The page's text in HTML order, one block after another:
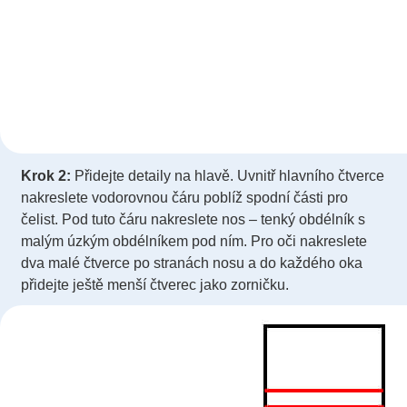
Krok 2: Přidejte detaily na hlavě. Uvnitř hlavního čtverce
nakreslete vodorovnou čáru poblíž spodní části pro
čelist. Pod tuto čáru nakreslete nos – tenký obdélník s
malým úzkým obdélníkem pod ním. Pro oči nakreslete
dva malé čtverce po stranách nosu a do každého oka
přidejte ještě menší čtverec jako zorničku.